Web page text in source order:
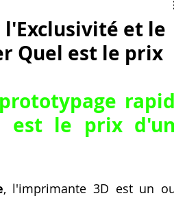
impression 3D
Formation 3D CPF
et le
Quel est le prix
est le prix
, l'imprimante 3D est un